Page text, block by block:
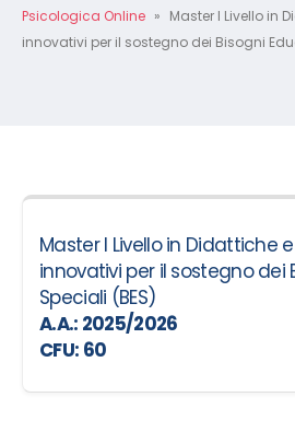
Psicologica Online » Master I Livello in
innovativi per il sostegno dei Bisogni
Master I Livello in Didattiche
innovativi per il sostegno dei
Speciali (BES)
A.A.: 2025/2026
CFU: 60